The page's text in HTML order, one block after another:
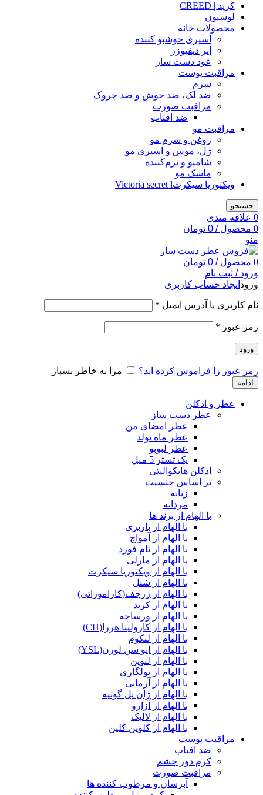
کرید | CREED
لوسیون
محصولات خانه
اسپری خوشبو کننده
ایر دیفیوزر
عود دست ساز
مراقبت پوست
سرم
ضد لک، ضد جوش و ضد چروک
مراقبت صورت
ضد افتاب
مراقبت مو
روغن و سرم مو
ژل، موس و اسپری مو
شامپو و نرم‌کننده
ماسک مو
ویکتوریا سیکرتVictoria secret l
جستجو
0 علاقه مندی
0 محصول /
0 تومان
منو
0 محصول /
0 تومان
ورود / ثبت نام
ورود ایجاد حساب کاربری
نام کاربری یا آدرس ایمیل *
رمز عبور *
ورود
رمز عبور را فراموش کرده اید؟ مرا به خاطر بسپار
ادامه
عطر و ادکلن
عطر دست ساز
عطر امضای من
عطر ماه تولد
عطر لبوبو
پک تستر 5 میل
ادکلن هایکوالیتی
بر اساس جنسیت
زنانه
مردانه
با الهام از برند ها
با الهام از باربری
با الهام از آمواج
با الهام از تام فورد
با الهام از مارلی
با الهام از ویکتوریا سیکرت
با الهام از شنل
با الهام از زرجف(کازاموراتی)
با الهام از کرید
با الهام از ورساچه
با الهام از کارولینا هررا(CH)
با الهام از لنکوم
با الهام از ایو سن لورن(YSL)
با الهام از لنوین
با الهام از بولگاری
با الهام از آرمانی
با الهام از ژان پل گوتیه
با الهام از آزارو
با الهام از لالیک
با الهام از کلوین کلین
مراقبت پوست
ضد افتاب
کرم دور چشم
مراقبت صورت
آبرسان و مرطوب کننده ها